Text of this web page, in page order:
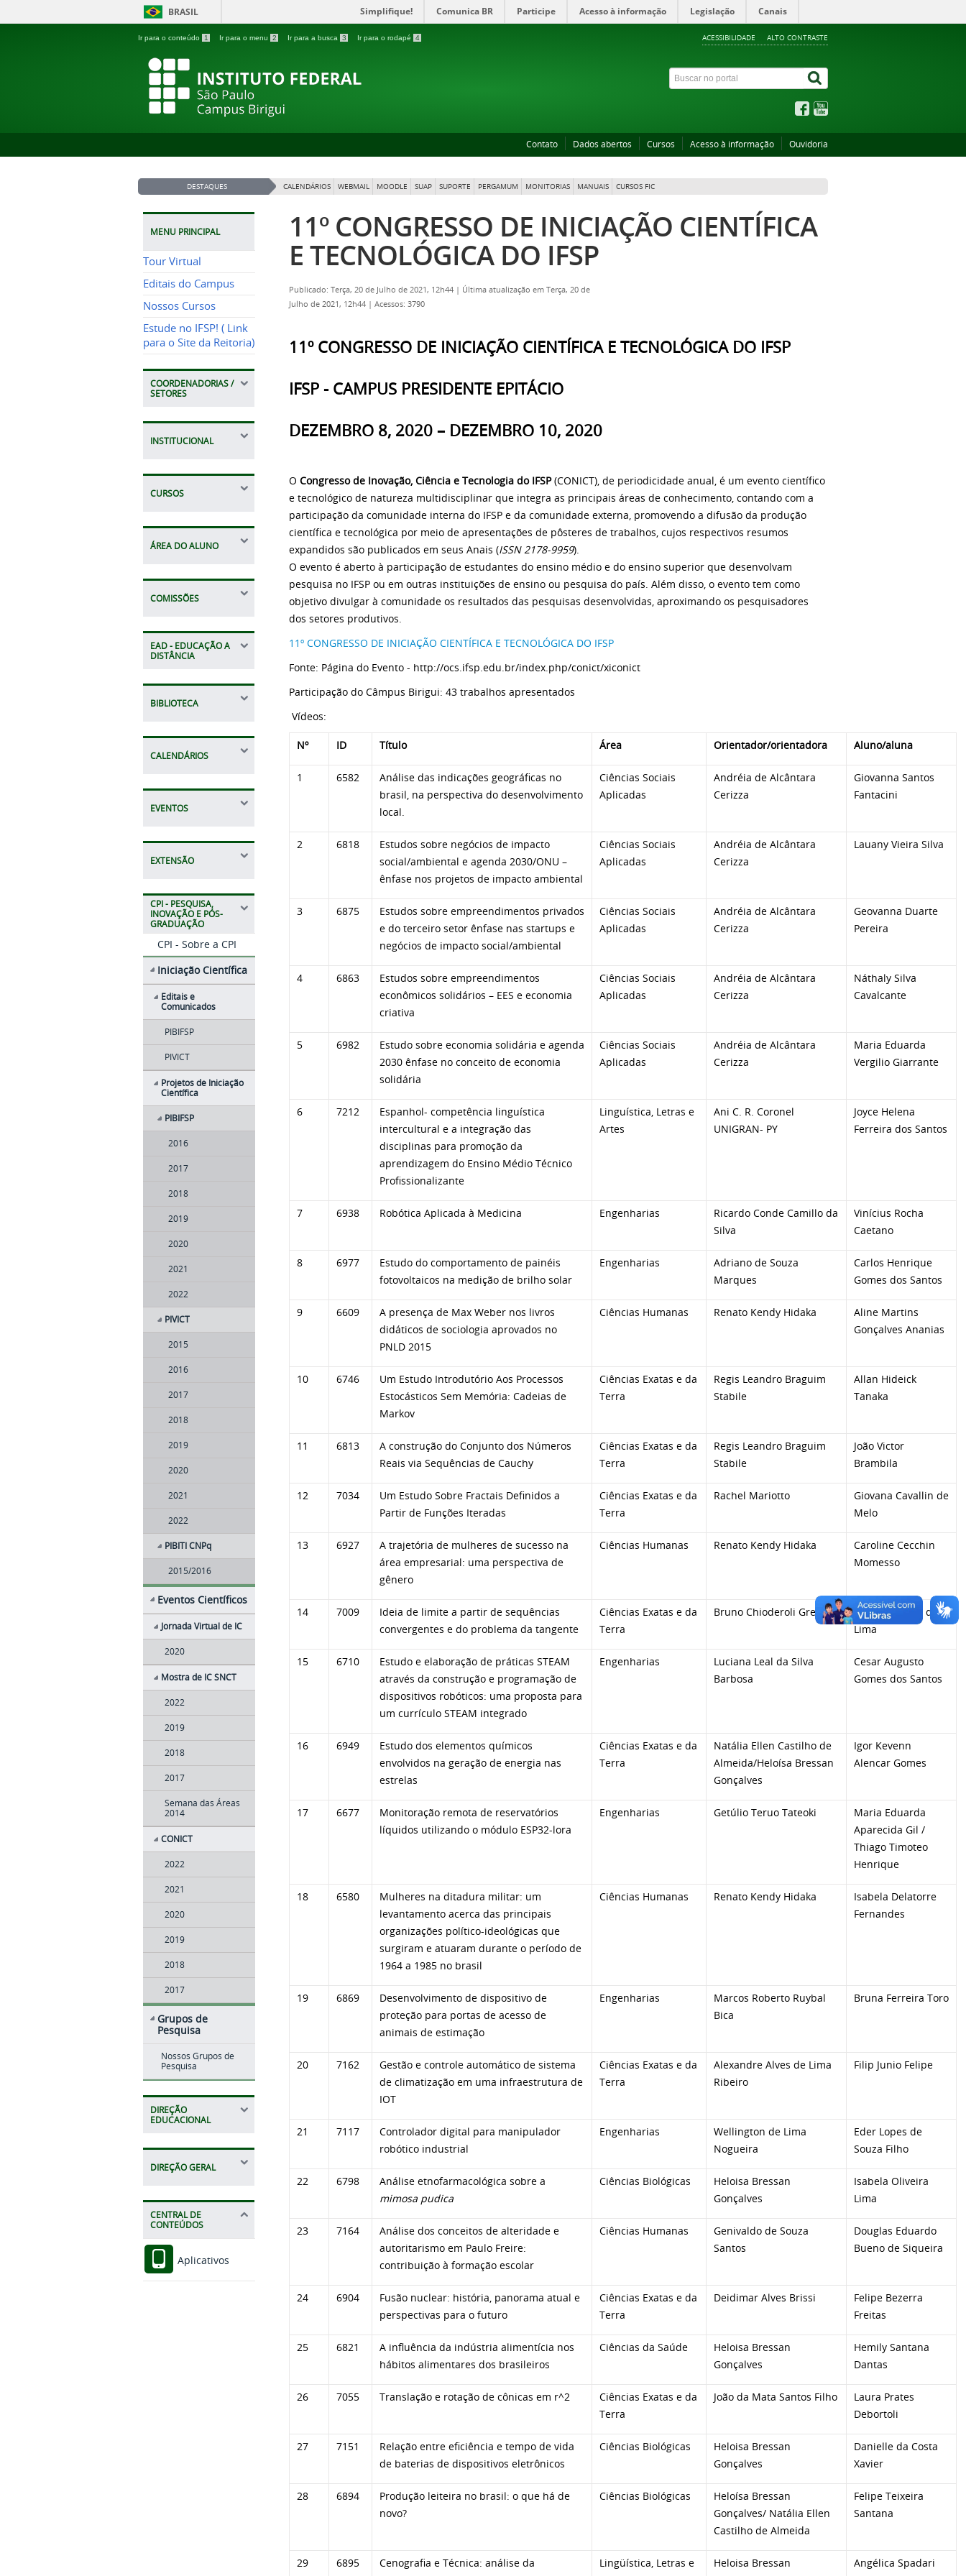
BRASIL Simplifique! Comunica BR Participe Acesso à informação Legislação Canais
Ir para o conteúdo 1 Ir para o menu 2 Ir para a busca 3 Ir para o rodapé 4 ACESSIBILIDADE ALTO CONTRASTE
Contato Dados abertos Cursos Acesso à informação Ouvidoria
DESTAQUES CALENDÁRIOS WEBMAIL MOODLE SUAP SUPORTE PERGAMUM MONITORIAS MANUAIS CURSOS FIC
MENU PRINCIPAL
Tour Virtual
Editais do Campus
Nossos Cursos
Estude no IFSP! ( Link
para o Site da Reitoria)
COORDENADORIAS /
SETORES
INSTITUCIONAL
CURSOS
ÁREA DO ALUNO
COMISSÕES
EAD - EDUCAÇÃO A
DISTÂNCIA
BIBLIOTECA
CALENDÁRIOS
EVENTOS
EXTENSÃO
CPI - PESQUISA,
INOVAÇÃO E PÓS-
GRADUAÇÃO
CPI - Sobre a CPI
Iniciação Científica
Editais e
Comunicados
PIBIFSP
PIVICT
Projetos de Iniciação
Científica
PIBIFSP
2016
2017
2018
2019
2020
2021
2022
PIVICT
2015
2016
2017
2018
2019
2020
2021
2022
PIBITI CNPq
2015/2016
Eventos Científicos
Jornada Virtual de IC
2020
Mostra de IC SNCT
2022
2019
2018
2017
Semana das Áreas
2014
CONICT
2022
2021
2020
2019
2018
2017
Grupos de
Pesquisa
Nossos Grupos de
Pesquisa
DIREÇÃO
EDUCACIONAL
DIREÇÃO GERAL
CENTRAL DE
CONTEÚDOS
Aplicativos
11º CONGRESSO DE INICIAÇÃO CIENTÍFICA
E TECNOLÓGICA DO IFSP
Publicado: Terça, 20 de Julho de 2021, 12h44 | Última atualização em Terça, 20 de
Julho de 2021, 12h44 | Acessos: 3790
11º CONGRESSO DE INICIAÇÃO CIENTÍFICA E TECNOLÓGICA DO IFSP
IFSP - CAMPUS PRESIDENTE EPITÁCIO
DEZEMBRO 8, 2020 – DEZEMBRO 10, 2020
O Congresso de Inovação, Ciência e Tecnologia do IFSP(CONICT), de periodicidade anual, é um evento científico
e tecnológico de natureza multidisciplinar que integra as principais áreas de conhecimento, contando com a
participação da comunidade interna do IFSP e da comunidade externa, promovendo a difusão da produção
científica e tecnológica por meio de apresentações de pôsteres de trabalhos, cujos respectivos resumos
expandidos são publicados em seus Anais (ISSN 2178-9959).
O evento é aberto à participação de estudantes do ensino médio e do ensino superior que desenvolvam
pesquisa no IFSP ou em outras instituições de ensino ou pesquisa do país. Além disso, o evento tem como
objetivo divulgar à comunidade os resultados das pesquisas desenvolvidas, aproximando os pesquisadores
dos setores produtivos.
11º CONGRESSO DE INICIAÇÃO CIENTÍFICA E TECNOLÓGICA DO IFSP
Fonte: Página do Evento - http://ocs.ifsp.edu.br/index.php/conict/xiconict
Participação do Câmpus Birigui: 43 trabalhos apresentados
Vídeos:
Nº ID Título Área Orientador/orientadora Aluno/aluna
1 6582
Análise das indicações geográficas no
brasil, na perspectiva do desenvolvimento
local.
Ciências Sociais
Aplicadas
Andréia de Alcântara
Cerizza
Giovanna Santos
Fantacini
2 6818
Estudos sobre negócios de impacto
social/ambiental e agenda 2030/ONU –
ênfase nos projetos de impacto ambiental
Ciências Sociais
Aplicadas
Andréia de Alcântara
Cerizza
Lauany Vieira Silva
3 6875
Estudos sobre empreendimentos privados
e do terceiro setor ênfase nas startups e
negócios de impacto social/ambiental
Ciências Sociais
Aplicadas
Andréia de Alcântara
Cerizza
Geovanna Duarte
Pereira
4 6863
Estudos sobre empreendimentos
econômicos solidários – EES e economia
criativa
Ciências Sociais
Aplicadas
Andréia de Alcântara
Cerizza
Náthaly Silva
Cavalcante
5 6982
Estudo sobre economia solidária e agenda
2030 ênfase no conceito de economia
solidária
Ciências Sociais
Aplicadas
Andréia de Alcântara
Cerizza
Maria Eduarda
Vergilio Giarrante
6 7212
Espanhol- competência linguística
intercultural e a integração das
disciplinas para promoção da
aprendizagem do Ensino Médio Técnico
Profissionalizante
Linguística, Letras e
Artes
Ani C. R. Coronel
UNIGRAN- PY
Joyce Helena
Ferreira dos Santos
7 6938 Robótica Aplicada à Medicina Engenharias
Ricardo Conde Camillo da
Silva
Vinícius Rocha
Caetano
8 6977
Estudo do comportamento de painéis
fotovoltaicos na medição de brilho solar
Engenharias
Adriano de Souza
Marques
Carlos Henrique
Gomes dos Santos
9 6609
A presença de Max Weber nos livros
didáticos de sociologia aprovados no
PNLD 2015
Ciências Humanas Renato Kendy Hidaka
Aline Martins
Gonçalves Ananias
10 6746
Um Estudo Introdutório Aos Processos
Estocásticos Sem Memória: Cadeias de
Markov
Ciências Exatas e da
Terra
Regis Leandro Braguim
Stabile
Allan Hideick
Tanaka
11 6813
A construção do Conjunto dos Números
Reais via Sequências de Cauchy
Ciências Exatas e da
Terra
Regis Leandro Braguim
Stabile
João Victor
Brambila
12 7034
Um Estudo Sobre Fractais Definidos a
Partir de Funções Iteradas
Ciências Exatas e da
Terra
Rachel Mariotto
Giovana Cavallin de
Melo
13 6927
A trajetória de mulheres de sucesso na
área empresarial: uma perspectiva de
gênero
Ciências Humanas Renato Kendy Hidaka
Caroline Cecchin
Momesso
14 7009
Ideia de limite a partir de sequências
convergentes e do problema da tangente
Ciências Exatas e da
Terra
Bruno Chioderoli Gregio
Gabriela Teles de
Lima
15 6710
Estudo e elaboração de práticas STEAM
através da construção e programação de
dispositivos robóticos: uma proposta para
um currículo STEAM integrado
Engenharias
Luciana Leal da Silva
Barbosa
Cesar Augusto
Gomes dos Santos
16 6949
Estudo dos elementos químicos
envolvidos na geração de energia nas
estrelas
Ciências Exatas e da
Terra
Natália Ellen Castilho de
Almeida/Heloísa Bressan
Gonçalves
Igor Kevenn
Alencar Gomes
17 6677
Monitoração remota de reservatórios
líquidos utilizando o módulo ESP32-lora
Engenharias Getúlio Teruo Tateoki
Maria Eduarda
Aparecida Gil /
Thiago Timoteo
Henrique
18 6580
Mulheres na ditadura militar: um
levantamento acerca das principais
organizações político-ideológicas que
surgiram e atuaram durante o período de
1964 a 1985 no brasil
Ciências Humanas Renato Kendy Hidaka
Isabela Delatorre
Fernandes
19 6869
Desenvolvimento de dispositivo de
proteção para portas de acesso de
animais de estimação
Engenharias
Marcos Roberto Ruybal
Bica
Bruna Ferreira Toro
20 7162
Gestão e controle automático de sistema
de climatização em uma infraestrutura de
IOT
Ciências Exatas e da
Terra
Alexandre Alves de Lima
Ribeiro
Filip Junio Felipe
21 7117
Controlador digital para manipulador
robótico industrial
Engenharias
Wellington de Lima
Nogueira
Eder Lopes de
Souza Filho
22 6798
Análise etnofarmacológica sobre a
mimosa pudica
Ciências Biológicas
Heloisa Bressan
Gonçalves
Isabela Oliveira
Lima
23 7164
Análise dos conceitos de alteridade e
autoritarismo em Paulo Freire:
contribuição à formação escolar
Ciências Humanas
Genivaldo de Souza
Santos
Douglas Eduardo
Bueno de Siqueira
24 6904
Fusão nuclear: história, panorama atual e
perspectivas para o futuro
Ciências Exatas e da
Terra
Deidimar Alves Brissi
Felipe Bezerra
Freitas
25 6821
A influência da indústria alimentícia nos
hábitos alimentares dos brasileiros
Ciências da Saúde
Heloisa Bressan
Gonçalves
Hemily Santana
Dantas
26 7055 Translação e rotação de cônicas em r^2
Ciências Exatas e da
Terra
João da Mata Santos Filho
Laura Prates
Debortoli
27 7151
Relação entre eficiência e tempo de vida
de baterias de dispositivos eletrônicos
Ciências Biológicas
Heloisa Bressan
Gonçalves
Danielle da Costa
Xavier
28 6894
Produção leiteira no brasil: o que há de
novo?
Ciências Biológicas
Heloísa Bressan
Gonçalves/ Natália Ellen
Castilho de Almeida
Felipe Teixeira
Santana
29 6895
Cenografia e Técnica: análise da
Lingüística, Letras e
Heloisa Bressan
Angélica Spadari